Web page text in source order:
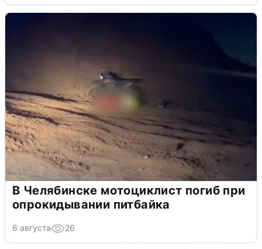
В Челябинске мотоциклист погиб при
опрокидывании питбайка
6 августа 26